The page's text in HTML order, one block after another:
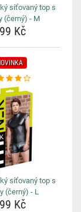
síťovaný top s
(černý) - M
Kč
síťovaný top s
(černý) - L
Kč